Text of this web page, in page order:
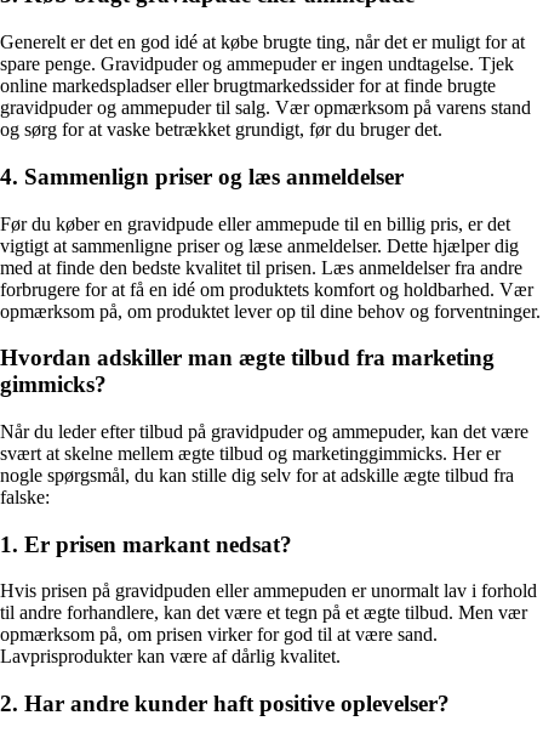
Generelt er det en god idé at købe brugte ting, når det er muligt for at
spare penge. Gravidpuder og ammepuder er ingen undtagelse. Tjek
online markedspladser eller brugtmarkedssider for at finde brugte
gravidpuder og ammepuder til salg. Vær opmærksom på varens stand
og sørg for at vaske betrækket grundigt, før du bruger det.
4. Sammenlign priser og læs anmeldelser
Før du køber en gravidpude eller ammepude til en billig pris, er det
vigtigt at sammenligne priser og læse anmeldelser. Dette hjælper dig
med at finde den bedste kvalitet til prisen. Læs anmeldelser fra andre
forbrugere for at få en idé om produktets komfort og holdbarhed. Vær
opmærksom på, om produktet lever op til dine behov og forventninger.
Hvordan adskiller man ægte tilbud fra marketing
gimmicks?
Når du leder efter tilbud på gravidpuder og ammepuder, kan det være
svært at skelne mellem ægte tilbud og marketinggimmicks. Her er
nogle spørgsmål, du kan stille dig selv for at adskille ægte tilbud fra
falske:
1. Er prisen markant nedsat?
Hvis prisen på gravidpuden eller ammepuden er unormalt lav i forhold
til andre forhandlere, kan det være et tegn på et ægte tilbud. Men vær
opmærksom på, om prisen virker for god til at være sand.
Lavprisprodukter kan være af dårlig kvalitet.
2. Har andre kunder haft positive oplevelser?